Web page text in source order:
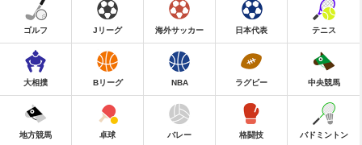
ゴルフ Jリーグ 海外サッカー 日本代表 テニス
大相撲 Bリーグ NBA ラグビー 中央競馬
地方競馬 卓球 バレー 格闘技 バドミントン